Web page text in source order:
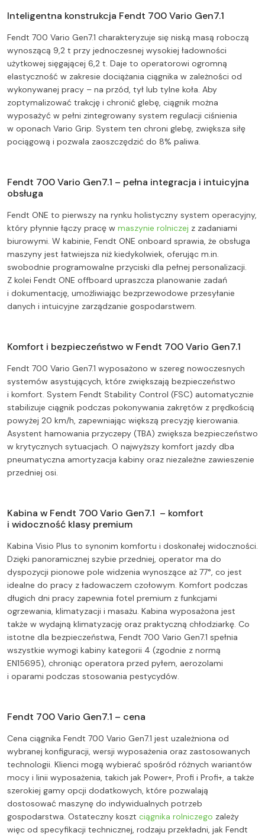
Inteligentna konstrukcja Fendt 700 Vario Gen7.1
Fendt 700 Vario Gen7.1 charakteryzuje się niską masą roboczą
wynoszącą 9,2 t przy jednoczesnej wysokiej ładowności
użytkowej sięgającej 6,2 t. Daje to operatorowi ogromną
elastyczność w zakresie dociążania ciągnika w zależności od
wykonywanej pracy – na przód, tył lub tylne koła. Aby
zoptymalizować trakcję i chronić glebę, ciągnik można
wyposażyć w pełni zintegrowany system regulacji ciśnienia
w oponach Vario Grip. System ten chroni glebę, zwiększa siłę
pociągową i pozwala zaoszczędzić do 8% paliwa.
Fendt 700 Vario Gen7.1 – pełna integracja i intuicyjna
obsługa
Fendt ONE to pierwszy na rynku holistyczny system operacyjny,
który płynnie łączy pracę w maszynie rolniczej z zadaniami
biurowymi. W kabinie, Fendt ONE onboard sprawia, że obsługa
maszyny jest łatwiejsza niż kiedykolwiek, oferując m.in.
swobodnie programowalne przyciski dla pełnej personalizacji.
Z kolei Fendt ONE offboard upraszcza planowanie zadań
i dokumentację, umożliwiając bezprzewodowe przesyłanie
danych i intuicyjne zarządzanie gospodarstwem.
Komfort i bezpieczeństwo w Fendt 700 Vario Gen7.1
Fendt 700 Vario Gen7.1 wyposażono w szereg nowoczesnych
systemów asystujących, które zwiększają bezpieczeństwo
i komfort. System Fendt Stability Control (FSC) automatycznie
stabilizuje ciągnik podczas pokonywania zakrętów z prędkością
powyżej 20 km/h, zapewniając większą precyzję kierowania.
Asystent hamowania przyczepy (TBA) zwiększa bezpieczeństwo
w krytycznych sytuacjach. O najwyższy komfort jazdy dba
pneumatyczna amortyzacja kabiny oraz niezależne zawieszenie
przedniej osi.
Kabina w Fendt 700 Vario Gen7.1 – komfort
i widoczność klasy premium
Kabina Visio Plus to synonim komfortu i doskonałej widoczności.
Dzięki panoramicznej szybie przedniej, operator ma do
dyspozycji pionowe pole widzenia wynoszące aż 77°, co jest
idealne do pracy z ładowaczem czołowym. Komfort podczas
długich dni pracy zapewnia fotel premium z funkcjami
ogrzewania, klimatyzacji i masażu. Kabina wyposażona jest
także w wydajną klimatyzację oraz praktyczną chłodziarkę. Co
istotne dla bezpieczeństwa, Fendt 700 Vario Gen7.1 spełnia
wszystkie wymogi kabiny kategorii 4 (zgodnie z normą
EN15695), chroniąc operatora przed pyłem, aerozolami
i oparami podczas stosowania pestycydów.
Fendt 700 Vario Gen7.1 – cena
Cena ciągnika Fendt 700 Vario Gen7.1 jest uzależniona od
wybranej konfiguracji, wersji wyposażenia oraz zastosowanych
technologii. Klienci mogą wybierać spośród różnych wariantów
mocy i linii wyposażenia, takich jak Power+, Profi i Profi+, a także
szerokiej gamy opcji dodatkowych, które pozwalają
dostosować maszynę do indywidualnych potrzeb
gospodarstwa. Ostateczny koszt ciągnika rolniczego zależy
więc od specyfikacji technicznej, rodzaju przekładni, jak Fendt